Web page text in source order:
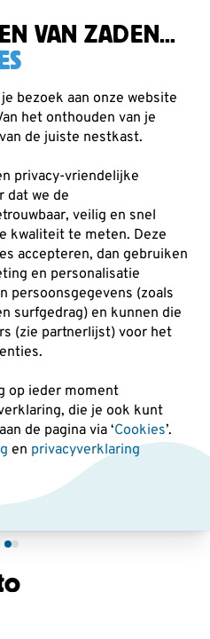
VAN ZADEN...
bezoek aan onze website
het onthouden van je
de juiste nestkast.
privacy-vriendelijke
dat we de
veilig en snel
kwaliteit te meten. Deze
accepteren, dan gebruiken
en personalisatie
persoonsgegevens (zoals
surfgedrag) en kunnen die
(zie partnerlijst) voor het
op ieder moment
die je ook kunt
de pagina via ‘Cookies’.
en privacyverklaring